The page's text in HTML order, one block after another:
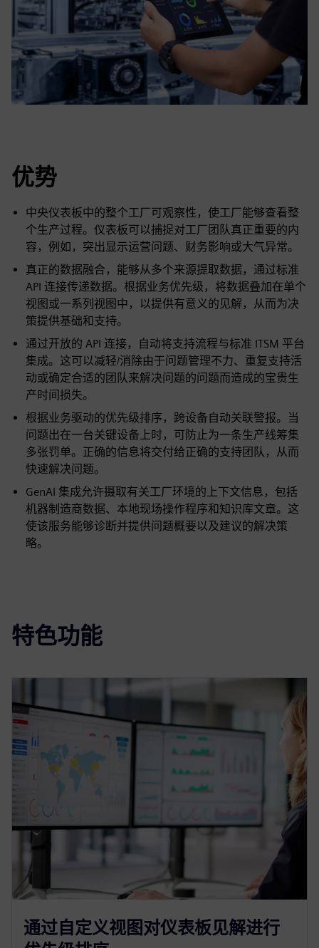
优势
中央仪表板中的整个工厂可观察性，使工厂能够查看整
个生产过程。仪表板可以捕捉对工厂团队真正重要的内
容，例如，突出显示运营问题、财务影响或大气异常。
真正的数据融合，能够从多个来源提取数据，通过标准
API 连接传递数据。根据业务优先级，将数据叠加在单个
视图或一系列视图中，以提供有意义的见解，从而为决
策提供基础和支持。
通过开放的 API 连接，自动将支持流程与标准 ITSM 平台
集成。这可以减轻/消除由于问题管理不力、重复支持活
动或确定合适的团队来解决问题的问题而造成的宝贵生
产时间损失。
根据业务驱动的优先级排序，跨设备自动关联警报。当
问题出在一台关键设备上时，可防止为一条生产线筹集
多张罚单。正确的信息将交付给正确的支持团队，从而
快速解决问题。
GenAI 集成允许摄取有关工厂环境的上下文信息，包括
机器制造商数据、本地现场操作程序和知识库文章。这
使该服务能够诊断并提供问题概要以及建议的解决策
略。
特色功能
通过自定义视图对仪表板见解进行